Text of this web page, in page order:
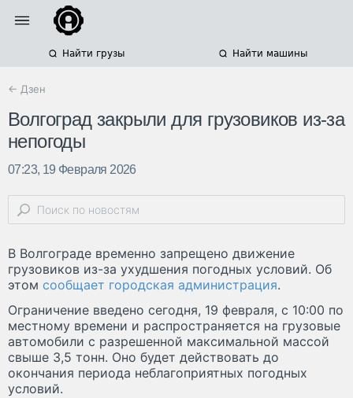
Найти грузы Найти машины
← Дзен
Волгоград закрыли для грузовиков из-за
непогоды
07:23, 19 Февраля 2026
В Волгограде временно запрещено движение
грузовиков из-за ухудшения погодных условий. Об
этом сообщает городская администрация.
Ограничение введено сегодня, 19 февраля, с 10:00 по
местному времени и распространяется на грузовые
автомобили с разрешенной максимальной массой
свыше 3,5 тонн. Оно будет действовать до
окончания периода неблагоприятных погодных
условий.